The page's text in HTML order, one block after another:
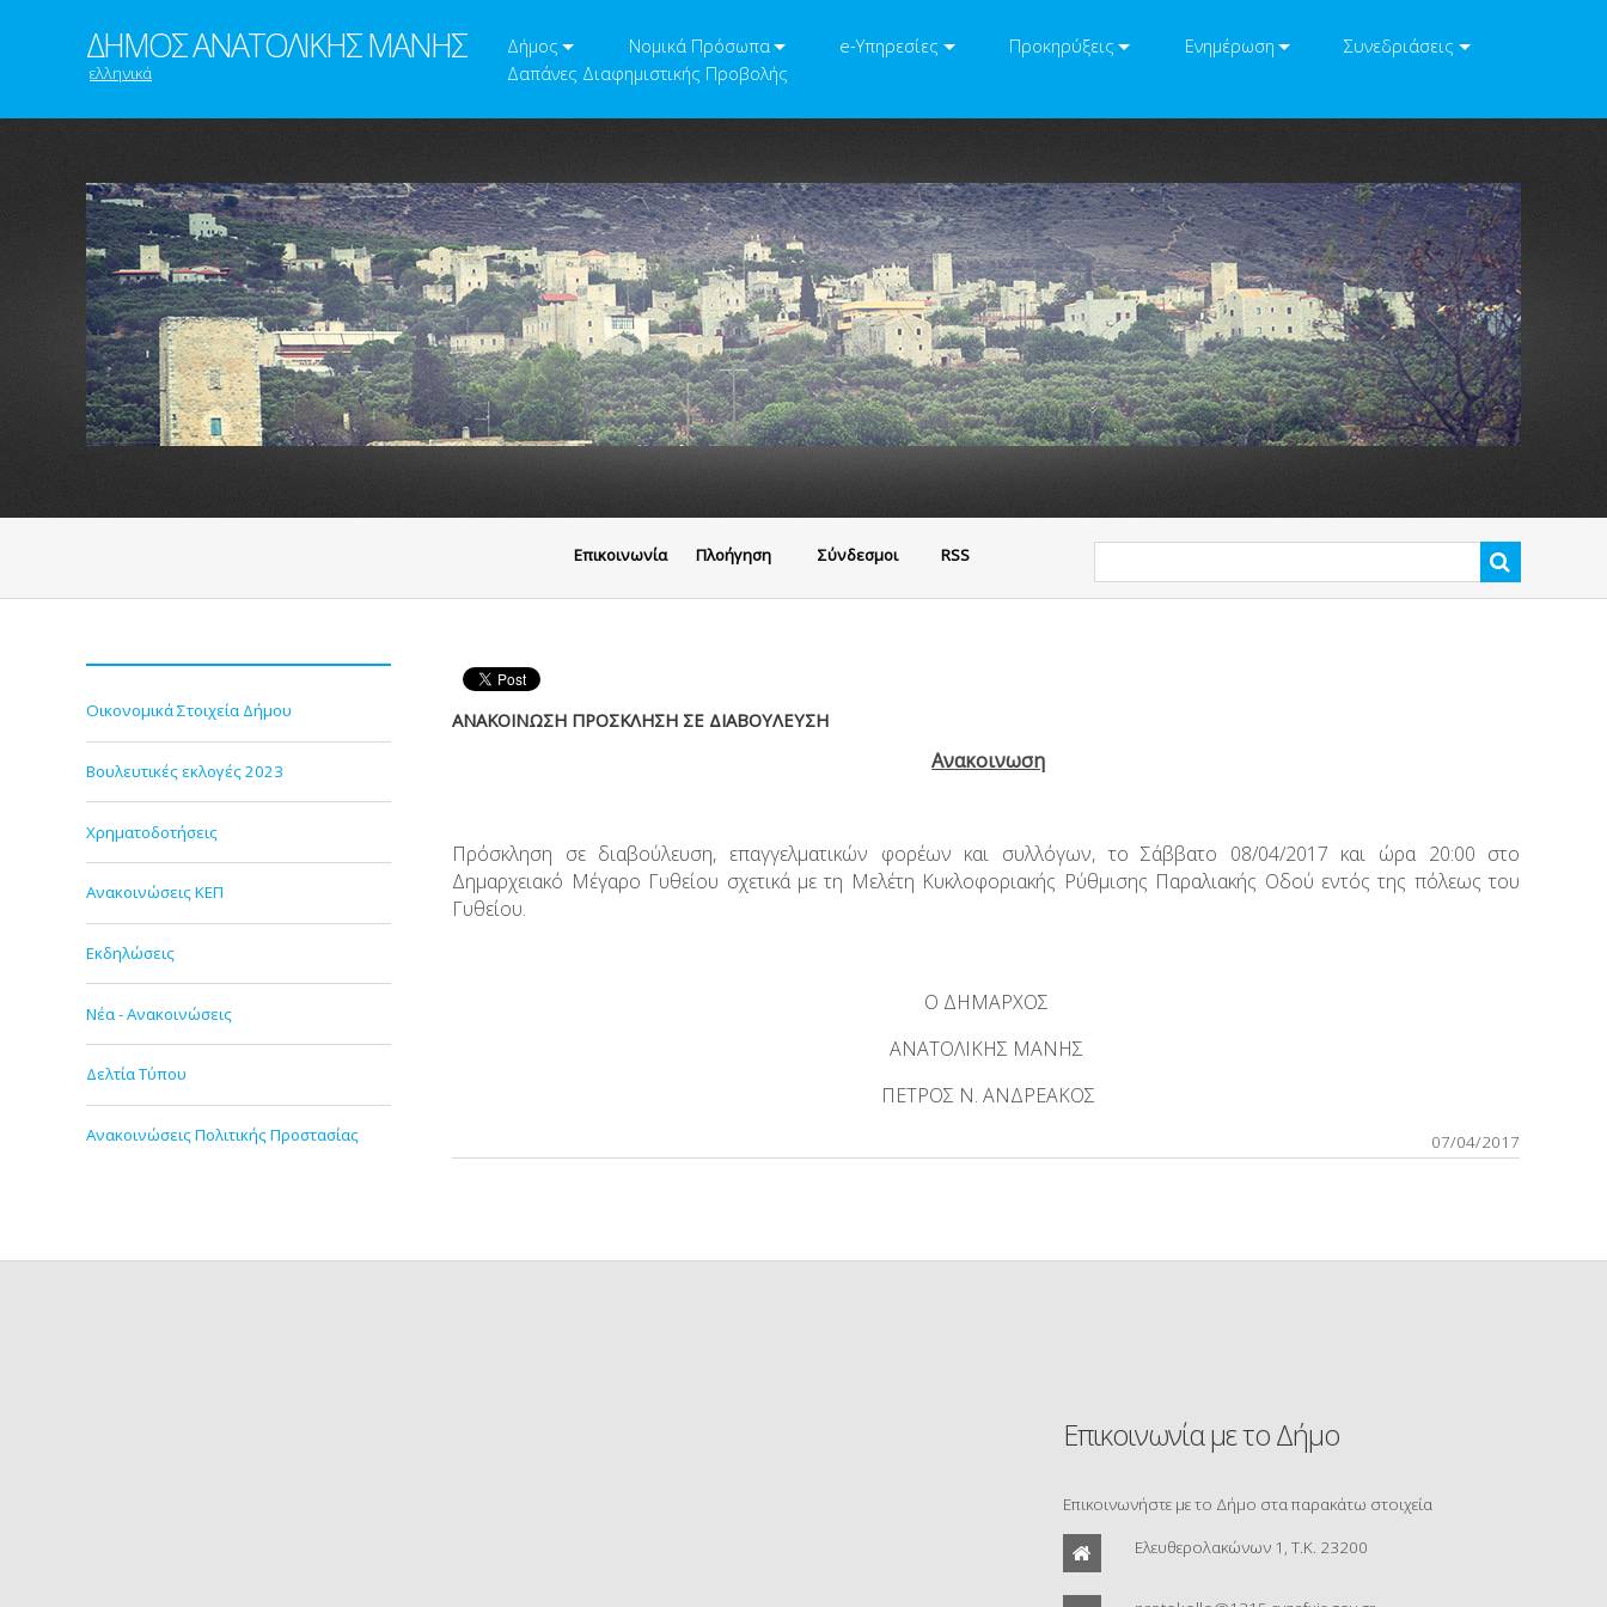
ΔΗΜΟΣ ΑΝΑΤΟΛΙΚΗΣ ΜΑΝΗΣ
ελληνικά
Δήμος Νομικά Πρόσωπα e-Υπηρεσίες Προκηρύξεις Ενημέρωση
Συνεδριάσεις
Δαπάνες Διαφημιστικής Προβολής
Eπικοινωνία Πλοήγηση Σύνδεσμοι RSS
Οικονομικά Στοιχεία Δήμου
Βουλευτικές εκλογές 2023
Χρηματοδοτήσεις
Ανακοινώσεις ΚΕΠ
Εκδηλώσεις
Νέα - Ανακοινώσεις
Δελτία Τύπου
Ανακοινώσεις Πολιτικής Προστασίας
ΑΝΑΚΟΙΝΩΣΗ ΠΡΟΣΚΛΗΣΗ ΣΕ ΔΙΑΒΟΥΛΕΥΣΗ
Ανακοινωση
Πρόσκληση σε διαβούλευση, επαγγελματικών φορέων και συλλόγων, το Σάββατο 08/04/2017 και ώρα 20:00 στο
Δημαρχειακό Μέγαρο Γυθείου σχετικά με τη Μελέτη Κυκλοφοριακής Ρύθμισης Παραλιακής Οδού εντός της πόλεως του
Γυθείου.
Ο ΔΗΜΑΡΧΟΣ
ΑΝΑΤΟΛΙΚΗΣ ΜΑΝΗΣ
ΠΕΤΡΟΣ Ν. ΑΝΔΡΕΑΚΟΣ
07/04/2017
Επικοινωνία με το Δήμο
Επικοινωνήστε με το Δήμο στα παρακάτω στοιχεία
Ελευθερολακώνων 1, Τ.Κ. 23200